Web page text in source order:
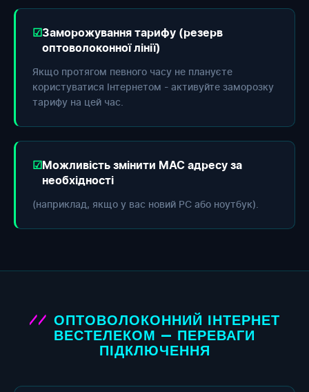
Заморожування тарифу (резерв
оптоволоконної лінії)
Якщо протягом певного часу не плануєте
користуватися Інтернетом - активуйте заморозку
тарифу на цей час.
Можливість змінити МАС адресу за
необхідності
(наприклад, якщо у вас новий РС або ноутбук).
ОПТОВОЛОКОННИЙ ІНТЕРНЕТ
ВЕСТЕЛЕКОМ — ПЕРЕВАГИ
ПІДКЛЮЧЕННЯ